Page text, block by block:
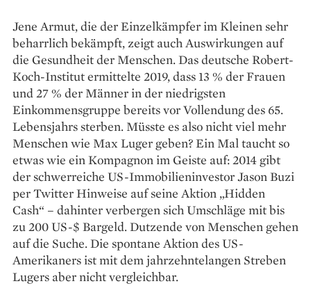
Jene Armut, die der Einzelkämpfer im Kleinen sehr
beharrlich bekämpft, zeigt auch Auswirkungen auf
die Gesundheit der Menschen. Das deutsche Robert-
Koch-Institut ermittelte 2019, dass 13 % der Frauen
und 27 % der Männer in der niedrigsten
Einkommensgruppe bereits vor Vollendung des 65.
Lebensjahrs sterben. Müsste es also nicht viel mehr
Menschen wie Max Luger geben? Ein Mal taucht so
etwas wie ein Kompagnon im Geiste auf: 2014 gibt
der schwerreiche US-Immobi­lieninvestor Jason Buzi
per Twitter Hinweise auf seine Aktion „Hidden
Cash“ – dahinter verbergen sich Umschläge mit bis
zu 200 US-$ Bargeld. Dutzende von Menschen gehen
auf die Suche. Die spontane Aktion des US-
Amerikaners ist mit dem jahrzehntelangen Streben
Lugers aber nicht vergleichbar.